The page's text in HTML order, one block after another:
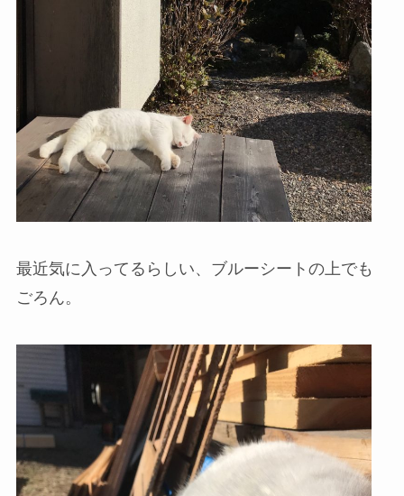
最近気に入ってるらしい、ブルーシートの上でも
ごろん。